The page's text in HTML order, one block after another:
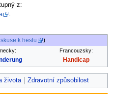
z:
.
k heslu )
Francouzsky:
Handicap
života Zdravotní způsobilost